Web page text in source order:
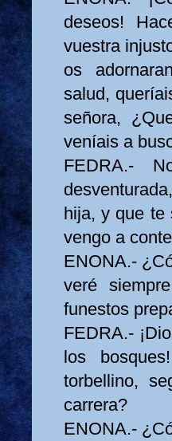
deseos!
vuestra
os
salud,
señora,
veníais a
FEDRA.-
hija, y que te
vengo a
ENONA.-
veré
funestos
FEDRA.-
los
torbellino,
carrera?
ENONA.-